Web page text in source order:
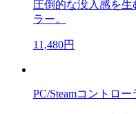
圧倒的な没入感を生
ラー。
11,480円
PC/Steamコントロ